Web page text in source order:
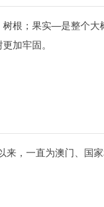
根；果实—是整个大
加牢固。
，一直为澳门、国